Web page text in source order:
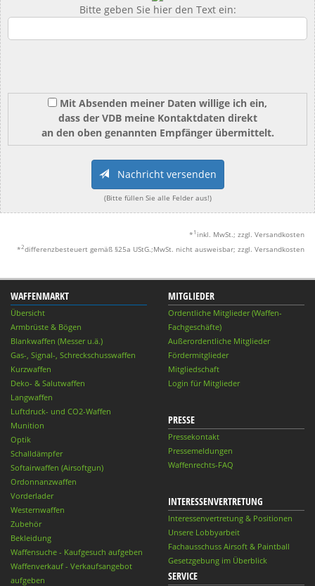
Bitte geben Sie hier den Text ein:
Mit Absenden meiner Daten willige ich ein,
dass der VDB meine Kontaktdaten direkt
an den oben genannten Empfänger übermittelt.
Nachricht versenden
(Bitte füllen Sie alle Felder aus!)
* 1 inkl. MwSt.; zzgl. Versandkosten
*2differenzbesteuert gemäß §25a UStG.;MwSt. nicht ausweisbar; zzgl. Versandkosten
WAFFENMARKT
Übersicht
Armbrüste & Bögen
Blankwaffen (Messer u.ä.)
Gas-, Signal-, Schreckschusswaffen
Kurzwaffen
Deko- & Salutwaffen
Langwaffen
Luftdruck- und CO2-Waffen
Munition
Optik
Schalldämpfer
Softairwaffen (Airsoftgun)
Ordonnanzwaffen
Vorderlader
Westernwaffen
Zubehör
Bekleidung
Waffensuche - Kaufgesuch aufgeben
Waffenverkauf - Verkaufsangebot
aufgeben
MITGLIEDER
Ordentliche Mitglieder (Waffen-
Fachgeschäfte)
Außerordentliche Mitglieder
Fördermitglieder
Mitgliedschaft
Login für Mitglieder
PRESSE
Pressekontakt
Pressemeldungen
Waffenrechts-FAQ
INTERESSENVERTRETUNG
Interessenvertretung & Positionen
Unsere Lobbyarbeit
Fachausschuss Airsoft & Paintball
Gesetzgebung im Überblick
SERVICE